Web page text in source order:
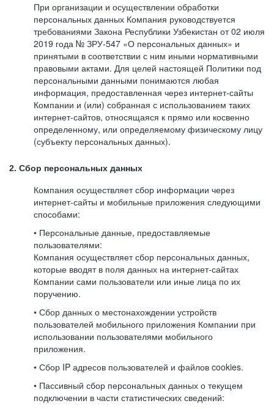
При организации и осуществлении обработки
персональных данных Компания руководствуется
требованиями Закона Республики Узбекистан от 02 июля
2019 года № ЗРУ-547 «О персональных данных» и
принятыми в соответствии с ним иными нормативными
правовыми актами. Для целей настоящей Политики под
персональными данными понимаются любая
информация, предоставленная через интернет-сайты
Компании и (или) собранная с использованием таких
интернет-сайтов, относящаяся к прямо или косвенно
определенному, или определяемому физическому лицу
(субъекту персональных данных).
2. Сбор персональных данных
Компания осуществляет сбор информации через
интернет-сайты и мобильные приложения следующими
способами:
• Персональные данные, предоставляемые
пользователями:
Компания осуществляет сбор персональных данных,
которые вводят в поля данных на интернет-сайтах
Компании сами пользователи или иные лица по их
поручению.
• Сбор данных о местонахождении устройств
пользователей мобильного приложения Компании при
использовании пользователями мобильного
приложения.
• Сбор IP адресов пользователей и файлов cookies.
• Пассивный сбор персональных данных о текущем
подключении в части статистических сведений: